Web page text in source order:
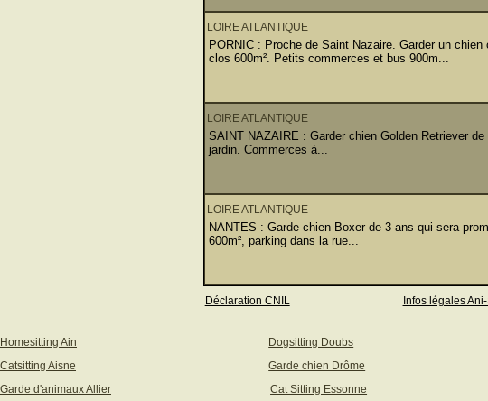
LOIRE ATLANTIQUE
PORNIC : Proche de Saint Nazaire. Garder un
clos 600m². Petits commerces et bus 900m...
LOIRE ATLANTIQUE
SAINT NAZAIRE : Garder chien Golden Retriever
jardin. Commerces à...
LOIRE ATLANTIQUE
NANTES : Garde chien Boxer de 3 ans qui sera
600m², parking dans la rue...
Déclaration CNIL Infos légales
Homesitting Ain Dogsitting Doubs
Catsitting Aisne
Garde chien Drôme
Garde d'animaux Allier
Cat Sitting Essonne